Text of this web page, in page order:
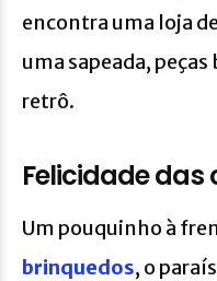
encontra uma loja
uma sapeada,
retrô.
Felicidade das
Um pouquinho à
brinquedos, o